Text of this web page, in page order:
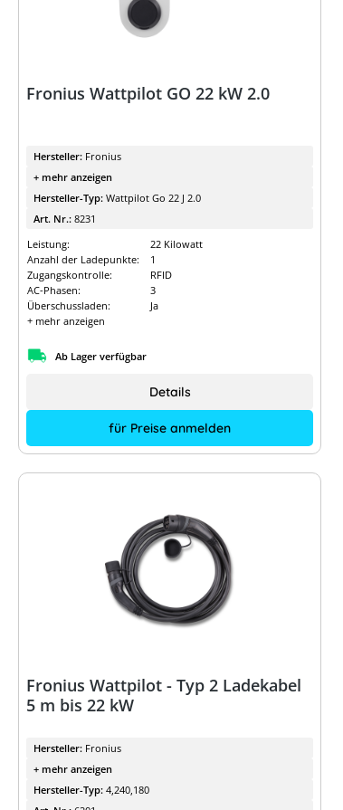
Fronius Wattpilot GO 22 kW 2.0
Hersteller: Fronius
+ mehr anzeigen
Hersteller-Typ: Wattpilot Go 22 J 2.0
Art. Nr.: 8231
Leistung:
22 Kilowatt
Anzahl der Ladepunkte:
1
Zugangskontrolle:
RFID
AC-Phasen:
3
Überschussladen:
Ja
+ mehr anzeigen
Ab Lager verfügbar
für Preise anmelden
Details
Fronius Wattpilot - Typ 2 Ladekabel
5 m bis 22 kW
Hersteller: Fronius
+ mehr anzeigen
Hersteller-Typ: 4,240,180